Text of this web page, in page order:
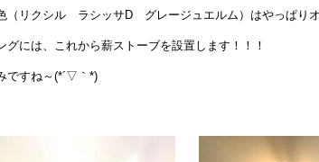
（リクシル ラシッサD グレージュエルム）はやっぱりオ
グには、これから薪ストーブを設置します！！！
ですね～(*´▽｀*)